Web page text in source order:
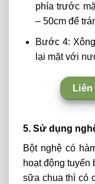
phía trước
– 50cm để
Bước 4:
lại mặt với
Liên
5. Sử dụng
Bột nghệ có
hoạt động tuyến
sữa chua thì có